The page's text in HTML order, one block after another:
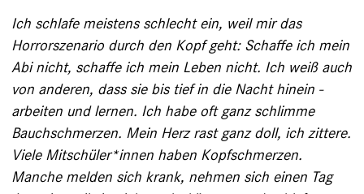
Ich schlafe meistens schlecht ein, weil mir das
Horrorszenario durch den Kopf geht: ­Schaffe ich mein
Abi nicht, schaffe ich mein ­Leben nicht. Ich weiß auch
von anderen, dass sie bis tief in die Nacht hinein ­
arbeiten und lernen. Ich habe oft ganz schlimme
Bauch­schmerzen. Mein Herz rast ganz doll, ich ­zittere.
Viele Mitschüler*innen haben ­Kopfschmerzen.
Manche melden sich krank, ­nehmen sich ­einen Tag